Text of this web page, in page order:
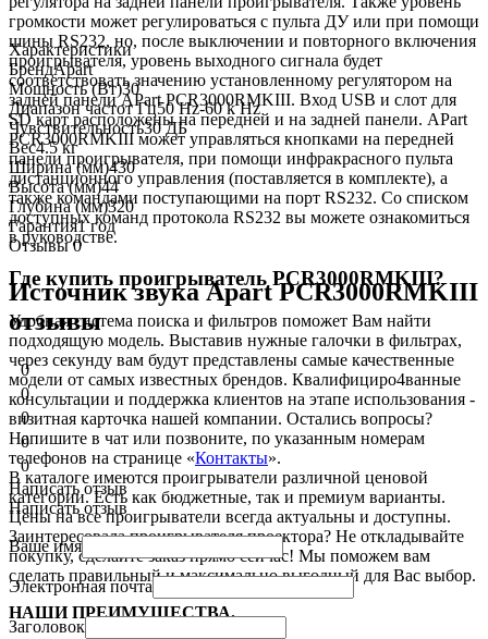
громкости может регулироваться с пульта ДУ или при помощи
шины RS232, но, после выключении и повторного включения
проигрывателя, уровень выходного сигнала будет
соответствовать значению установленному регулятором на
задней панели APart PCR3000RMKIII. Вход USB и слот для
SD карт расположены на передней и на задней панели. APart
PCR3000RMKIII может управляться кнопками на передней
панели проигрывателя, при помощи инфракрасного пульта
дистанционного управления (поставляется в комплекте), а
также командами поступающими на порт RS232. Со списком
доступных команд протокола RS232 вы можете ознакомиться
в руководстве.
Где купить проигрыватель PCR3000RMKIII?
Удобная система поиска и фильтров поможет Вам найти
подходящую модель. Выставив нужные галочки в фильтрах,
через секунду вам будут представлены самые качественные
модели от самых известных брендов. Квалифициро4ванные
консультации и поддержка клиентов на этапе использования -
визитная карточка нашей компании. Остались вопросы?
Напишите в чат или позвоните, по указанным номерам
телефонов на странице «Контакты».
В каталоге имеются проигрыватели различной ценовой
категории. Есть как бюджетные, так и премиум варианты.
Цены на все проигрыватели всегда актуальны и доступны.
Заинтересовала проигрывателя проектора? Не откладывайте
покупку, сделайте заказ прямо сейчас! Мы поможем вам
сделать правильный и максимально выгодный для Вас выбор.
НАШИ ПРЕИМУЩЕСТВА.
Характеристики
БрендApart
Мощность (Вт)30
Диапазон частот Гц50 Hz-60 k Hz
Чувствительность30 ДБ
Вес4.5 кг
Ширина (мм)430
Высота (мм)44
Глубина (мм)320
Гарантия1 год
Отзывы0
Источник звука Apart PCR3000RMKIII
отзывы
0
0
0
0
0
Написать отзыв
Написать отзыв
Ваше имя
Электронная почта
Заголовок